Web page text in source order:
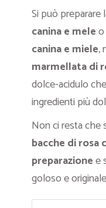
Si può preparare
canina e mele
canina e miele,
marmellata di
dolce-acidulo
ingredienti più
Non ci resta che
bacche di rosa
preparazionee
goloso e